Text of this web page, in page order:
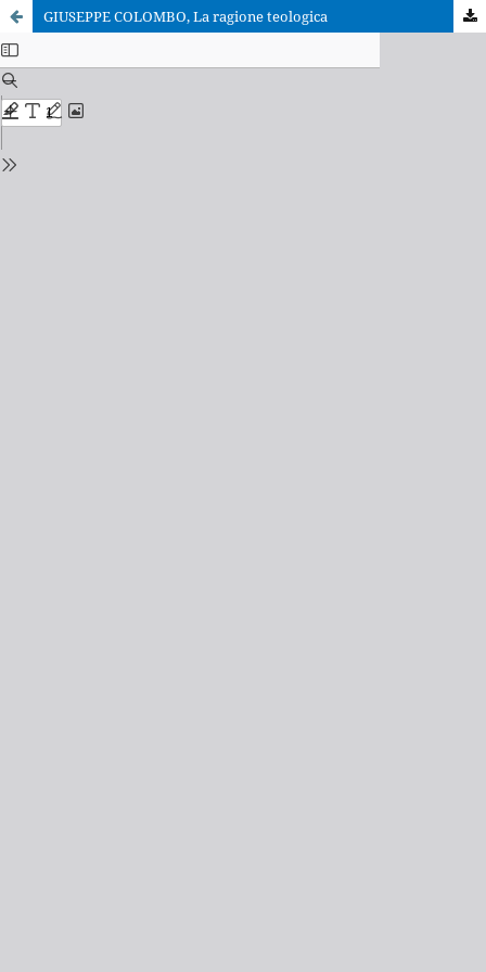
GIUSEPPE COLOMBO, La ragione teologica